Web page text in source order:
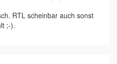
RTL scheinbar auch sonst
;-).